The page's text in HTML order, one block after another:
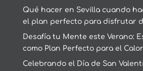
Qué hacer en Sevilla cuando
el plan perfecto para disfrutar
Desafía tu Mente este Verano:
como Plan Perfecto para el Calor
Celebrando el Día de San